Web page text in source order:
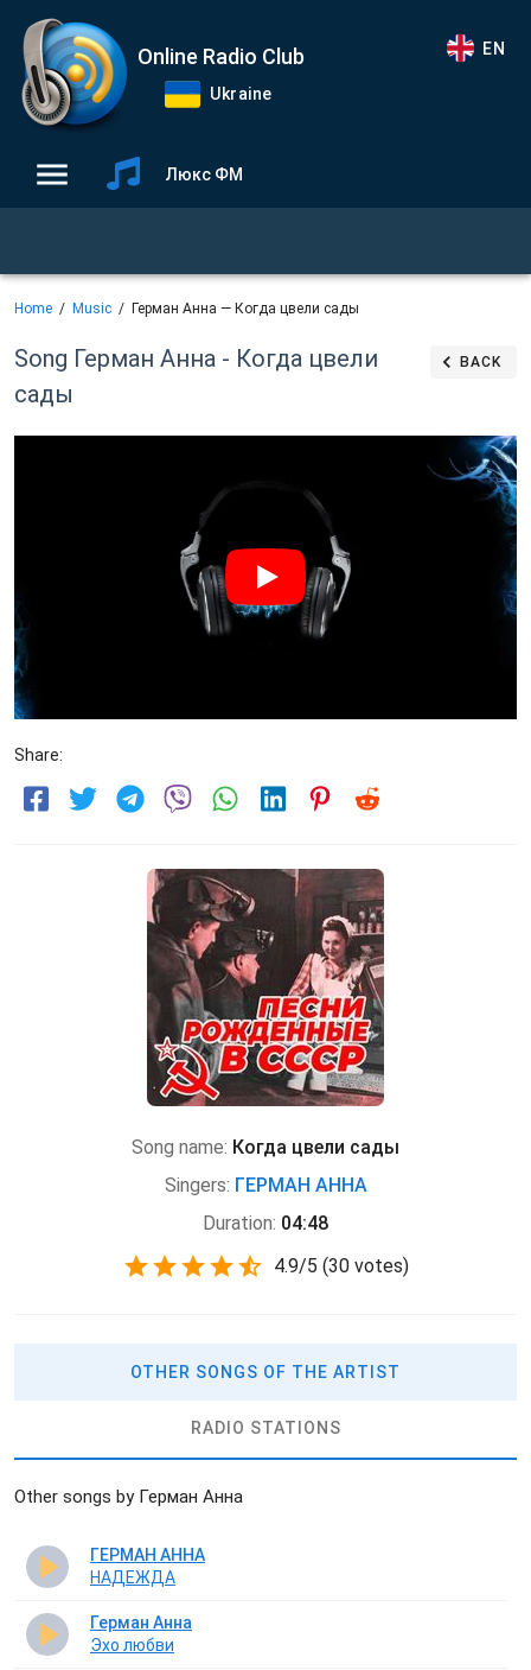
Online Radio Club
Ukraine
EN
Люкс ФМ
Home Music Герман Анна — Когда цвели сады
Song Герман Анна - Когда цвели
сады
BACK
Share:
Song name: Когда цвели сады
Singers: ГЕРМАН АННА
Duration: 04:48
4.9/5 (30 votes)
OTHER SONGS OF THE ARTIST
RADIO STATIONS
Other songs by Герман Анна
ГЕРМАН АННА
НАДЕЖДА
Герман Анна
Эхо любви